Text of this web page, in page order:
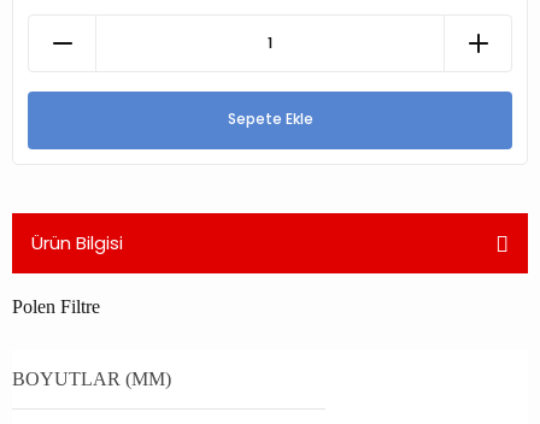
Sepete Ekle
Ürün Bilgisi
Polen Filtre
BOYUTLAR (MM)